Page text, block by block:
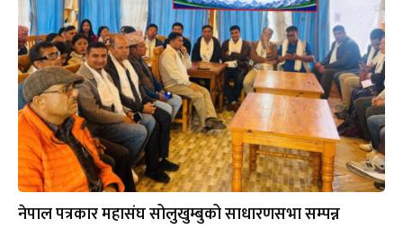
नेपाल पत्रकार महासंघ सोलुखुम्बुको साधारणसभा सम्पन्न